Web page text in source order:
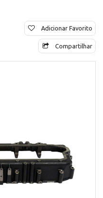
Adicionar Favorito
Compartilhar